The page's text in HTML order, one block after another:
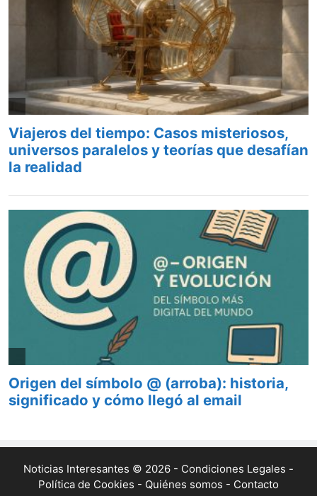
Noticias Interesantes © 2026 - Condiciones Legales -
Política de Cookies - Quiénes somos - Contacto